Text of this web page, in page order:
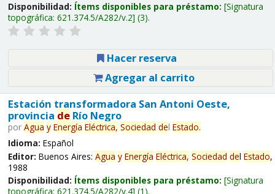
Disponibilidad: Ítems disponibles para préstamo: Signatura
topográfica: 621.374.5/A282/v.2 (3).
Hacer reserva
Agregar al carrito
Estación transformadora San Antoni Oeste,
provincia deRío Negro
por Agua y Energía Eléctrica, Sociedad del Estado.
Idioma: Español
Editor: Buenos Aires: Agua y Energía Eléctrica, Sociedad del Estado,
1988
Disponibilidad: Ítems disponibles para préstamo: Signatura
topográfica: 621.374.5/A282/v.4 (1).